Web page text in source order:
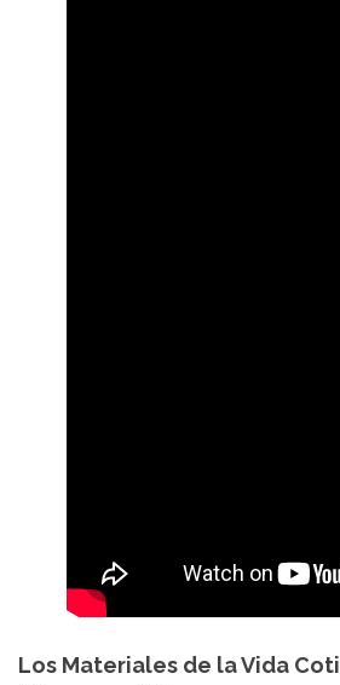
Los Materiales de la Vida